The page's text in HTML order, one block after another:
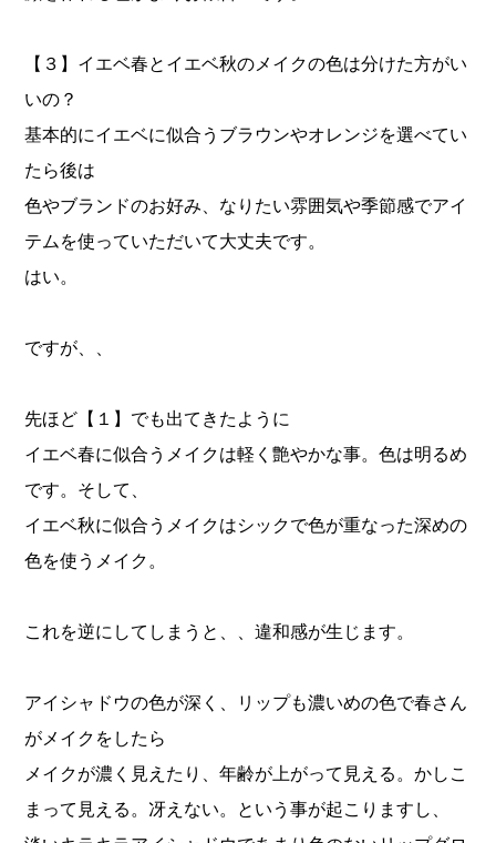
【３】イエベ春とイエベ秋のメイクの色は分けた方がい
いの？
基本的にイエベに似合うブラウンやオレンジを選べてい
たら後は
色やブランドのお好み、なりたい雰囲気や季節感でアイ
テムを使っていただいて大丈夫です。
はい。
ですが、、
先ほど【１】でも出てきたように
イエベ春に似合うメイクは軽く艶やかな事。色は明るめ
です。そして、
イエベ秋に似合うメイクはシックで色が重なった深めの
色を使うメイク。
これを逆にしてしまうと、、違和感が生じます。
アイシャドウの色が深く、リップも濃いめの色で春さん
がメイクをしたら
メイクが濃く見えたり、年齢が上がって見える。かしこ
まって見える。冴えない。という事が起こりますし、